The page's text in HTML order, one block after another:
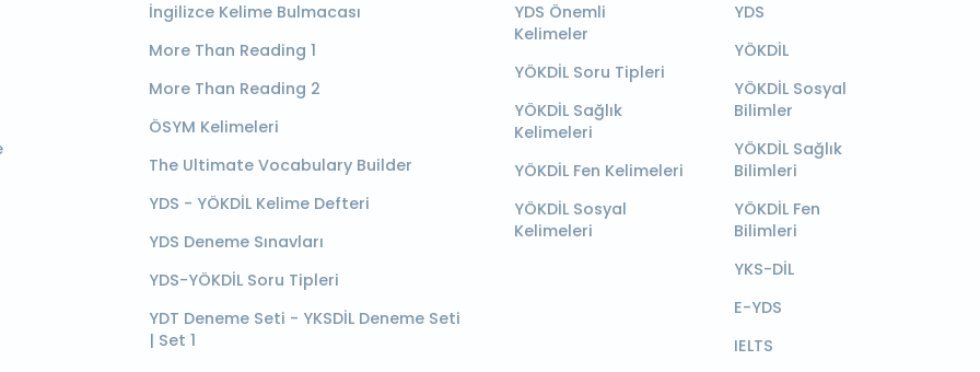
İngilizce Kelime Bulmacası
More Than Reading 1
More Than Reading 2
ÖSYM Kelimeleri
The Ultimate Vocabulary Builder
YDS - YÖKDİL Kelime Defteri
YDS Deneme Sınavları
YDS-YÖKDİL Soru Tipleri
YDT Deneme Seti - YKSDİL Deneme Seti
| Set 1
YDS Önemli
Kelimeler
YÖKDİL Soru Tipleri
YÖKDİL Sağlık
Kelimeleri
YÖKDİL Fen Kelimeleri
YÖKDİL Sosyal
Kelimeleri
YDS
YÖKDİL
YÖKDİL Sosyal
Bilimler
YÖKDİL Sağlık
Bilimleri
YÖKDİL Fen
Bilimleri
YKS-DİL
E-YDS
IELTS